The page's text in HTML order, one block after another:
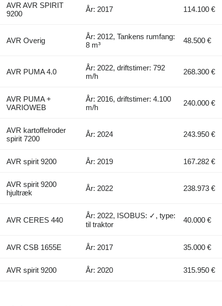
AVR AVR SPIRIT
9200
År: 2017 114.100 €
AVR Overig
År: 2012, Tankens rumfang:
8 m³
48.500 €
AVR PUMA 4.0
År: 2022, driftstimer: 792
m/h
268.300 €
AVR PUMA +
VARIOWEB
År: 2016, driftstimer: 4.100
m/h
240.000 €
AVR kartoffelroder
spirit 7200
År: 2024 243.950 €
AVR spirit 9200 År: 2019 167.282 €
AVR spirit 9200
hjultræk
År: 2022 238.973 €
AVR CERES 440
År: 2022, ISOBUS: ✓, type:
til traktor
40.000 €
AVR CSB 1655E År: 2017 35.000 €
AVR spirit 9200 År: 2020 315.950 €